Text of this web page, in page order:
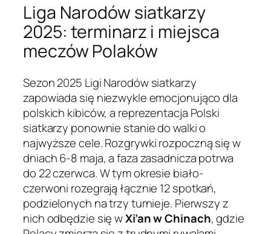
Liga Narodów siatkarzy
2025: terminarz i miejsca
meczów Polaków
Sezon 2025 Ligi Narodów siatkarzy
zapowiada się niezwykle emocjonująco dla
polskich kibiców, a reprezentacja Polski
siatkarzy ponownie stanie do walki o
najwyższe cele. Rozgrywki rozpoczną się w
dniach 6-8 maja, a faza zasadnicza potrwa
do 22 czerwca. W tym okresie biało-
czerwoni rozegrają łącznie 12 spotkań,
podzielonych na trzy turnieje. Pierwszy z
nich odbędzie się wXi’an w Chinach, gdzie